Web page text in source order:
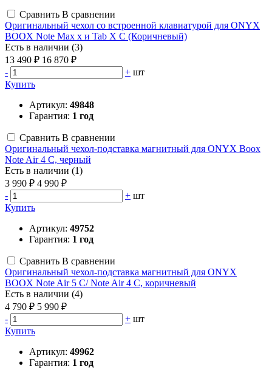
Сравнить В сравнении
Оригинальный чехол со встроенной клавиатурой для ONYX
BOOX Note Max x и Tab X C (Коричневый)
Есть в наличии (3)
13 490 ₽ 16 870 ₽
-
+ шт
Купить
Артикул: 49848
Гарантия: 1 год
Сравнить В сравнении
Оригинальный чехол-подставка магнитный для ONYX Boox
Note Air 4 C, черный
Есть в наличии (1)
3 990 ₽ 4 990 ₽
-
+ шт
Купить
Артикул: 49752
Гарантия: 1 год
Сравнить В сравнении
Оригинальный чехол-подставка магнитный для ONYX
BOOX Note Air 5 C/ Note Air 4 C, коричневый
Есть в наличии (4)
4 790 ₽ 5 990 ₽
-
+ шт
Купить
Артикул: 49962
Гарантия: 1 год